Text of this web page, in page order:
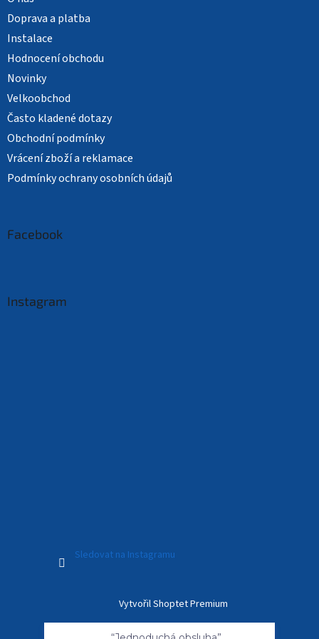
Doprava a platba
Instalace
Hodnocení obchodu
Novinky
Velkoobchod
Často kladené dotazy
Obchodní podmínky
Vrácení zboží a reklamace
Podmínky ochrany osobních údajů
Facebook
Instagram
Sledovat na Instagramu
Vytvořil Shoptet Premium
“Jednoduchá obsluha”